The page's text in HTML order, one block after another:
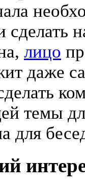
сделать
лицо
даже
темы
для